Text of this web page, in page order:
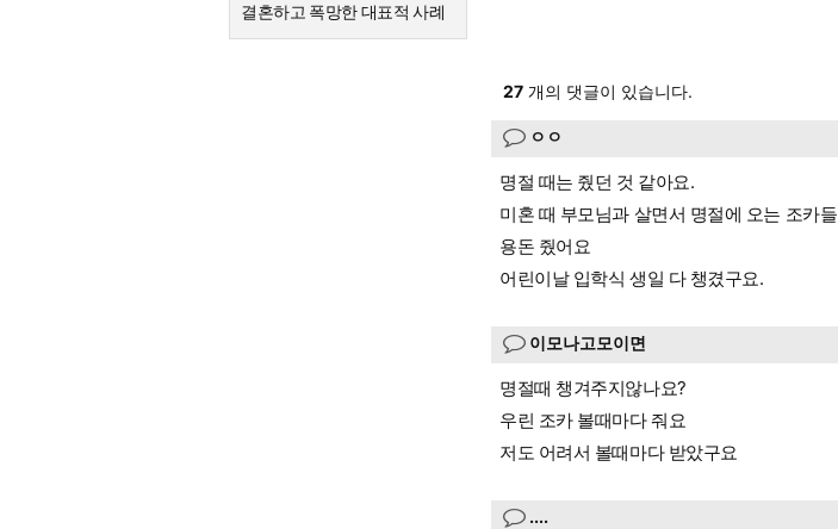
결혼하고 폭망한 대표적 사례
27 개의 댓글이 있습니다.
ㅇㅇ
명절 때는 줬던 것 같아요.
미혼 때 부모님과 살면서 명절에 오는 조카들
용돈 줬어요
어린이날 입학식 생일 다 챙겼구요.
이모나고모이면
명절때 챙겨주지않나요?
우린 조카 볼때마다 줘요
저도 어려서 볼때마다 받았구요
....